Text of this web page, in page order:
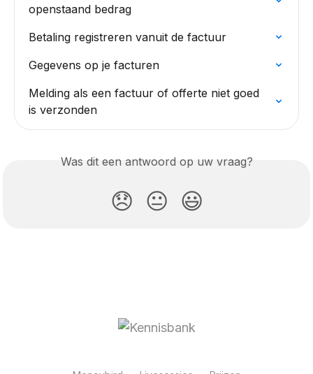
openstaand bedrag
Betaling registreren vanuit de factuur
Gegevens op je facturen
Melding als een factuur of offerte niet goed
is verzonden
Was dit een antwoord op uw vraag?
😞 😐 😃